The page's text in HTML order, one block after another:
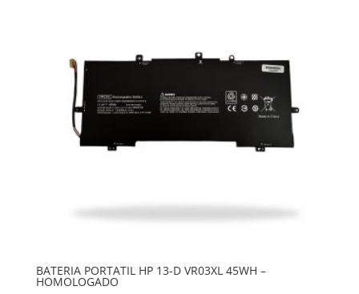
BATERIA PORTATIL HP 13-D VR03XL 45WH –
HOMOLOGADO